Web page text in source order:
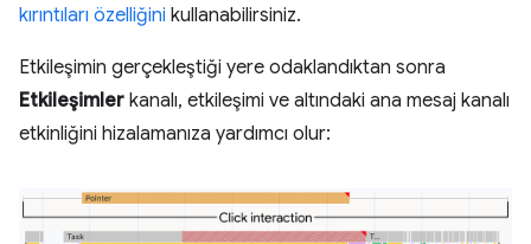
kırıntıları özelliğini kullanabilirsiniz.
Etkileşimin gerçekleştiği yere odaklandıktan sonra
Etkileşimler kanalı, etkileşimi ve altındaki ana mesaj kanalı
etkinliğini hizalamanıza yardımcı olur: